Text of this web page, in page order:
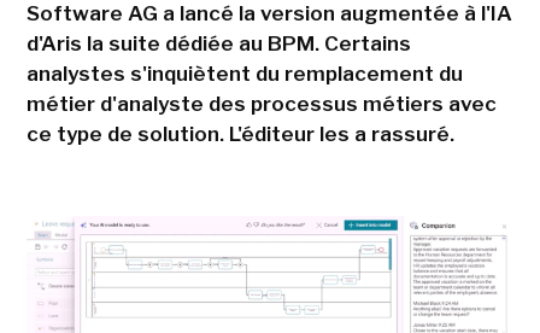
Software AG a lancé la version augmentée à l'IA
d'Aris la suite dédiée au BPM. Certains
analystes s'inquiètent du remplacement du
métier d'analyste des processus métiers avec
ce type de solution. L'éditeur les a rassuré.